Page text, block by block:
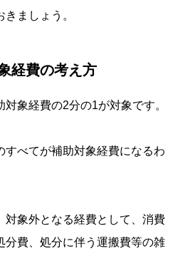
ましょう。
経費の考え方
象経費の2分の1が対象です。
すべてが補助対象経費になるわ
対象外となる経費として、消費
分費、処分に伴う運搬費等の雑